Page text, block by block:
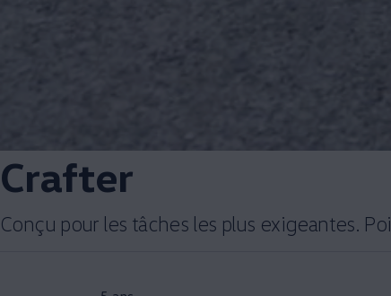
Crafter
Conçu pour les tâches les plus exigeantes.